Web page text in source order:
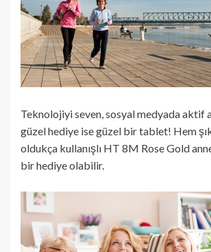
Teknolojiyi seven, sosyal medyada aktif
güzel hediye ise güzel bir tablet! Hem
oldukça kullanışlı HT 8M Rose Gold
bir hediye olabilir.